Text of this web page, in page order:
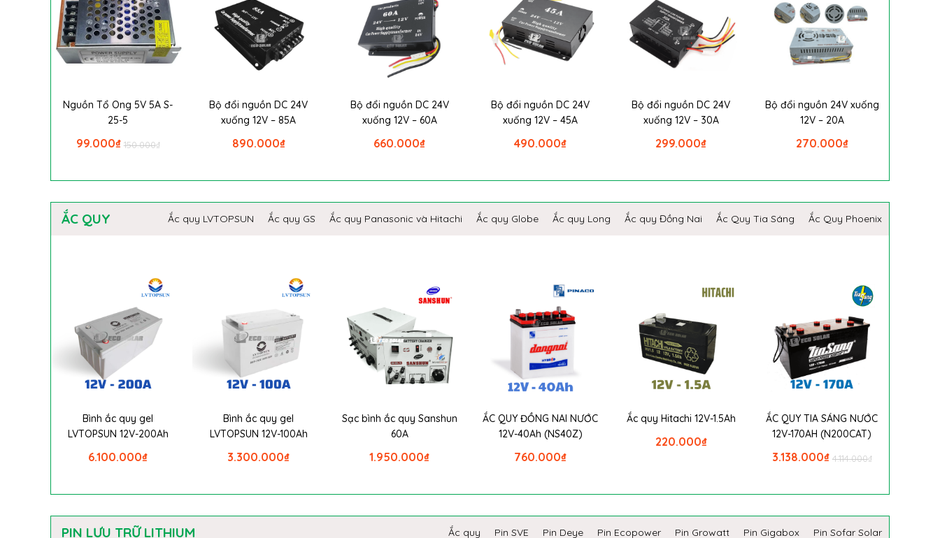
Nguồn Tổ Ong 5V 5A S-
25-5
₫
150.000
₫
99.000
Bộ đổi nguồn DC 24V
xuống 12V – 85A
₫
890.000
Bộ đổi nguồn DC 24V
xuống 12V – 60A
₫
660.000
Bộ đổi nguồn DC 24V
xuống 12V – 45A
₫
490.000
Bộ đổi nguồn DC 24V
xuống 12V – 30A
₫
299.000
Bộ đổi nguồn 24V xuống
12V – 20A
₫
270.000
ẮC QUY Ắc quy LVTOPSUN Ắc quy GS Ắc quy Panasonic và Hitachi Ắc quy Globe Ắc quy Long Ắc quy Đồng Nai Ắc Quy Tia Sáng Ắc Quy Phoenix
Bình ắc quy gel
LVTOPSUN 12V-200Ah
₫
6.100.000
Bình ắc quy gel
LVTOPSUN 12V-100Ah
₫
3.300.000
Sạc bình ắc quy Sanshun
60A
₫
1.950.000
ẮC QUY ĐỒNG NAI NƯỚC
12V-40Ah (NS40Z)
₫
760.000
Ắc quy Hitachi 12V-1.5Ah
₫
220.000
ẮC QUY TIA SÁNG NƯỚC
12V-170AH (N200CAT)
₫
4.114.000
₫
3.138.000
PIN LƯU TRỮ LITHIUM Ắc quy Pin SVE Pin Deye Pin Ecopower Pin Growatt Pin Gigabox Pin Sofar Solar